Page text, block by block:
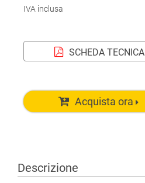
IVA inclusa
SCHEDA TECNICA
Acquista ora
Descrizione